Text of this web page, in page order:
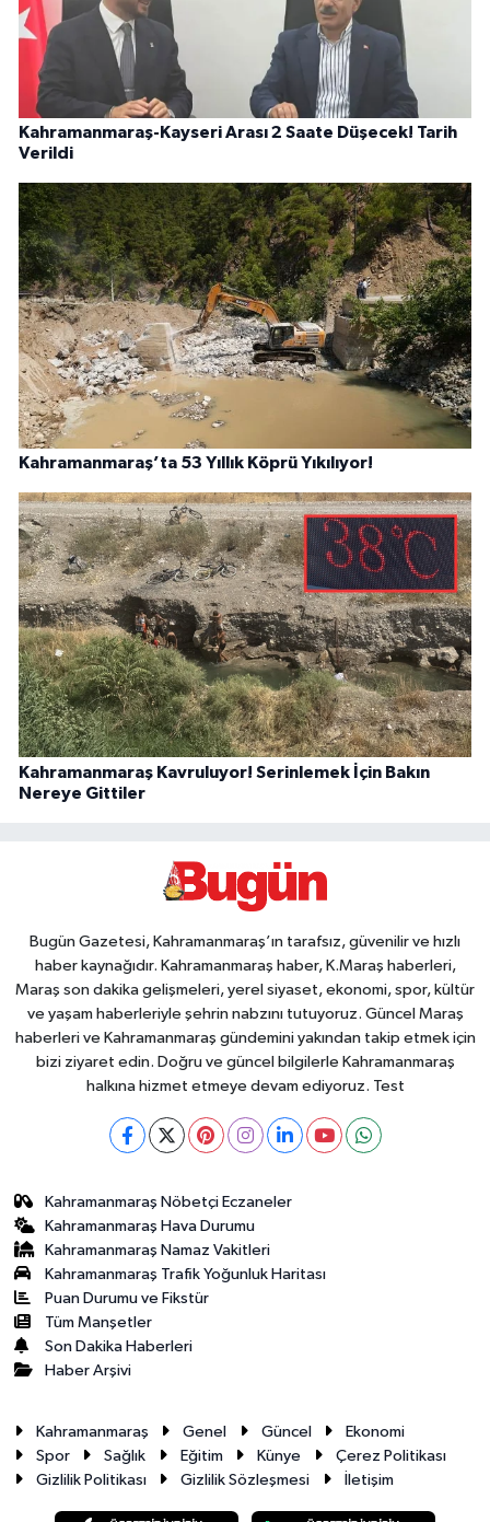
Kahramanmaraş-Kayseri Arası 2 Saate Düşecek! Tarih
Verildi
Kahramanmaraş’ta 53 Yıllık Köprü Yıkılıyor!
Kahramanmaraş Kavruluyor! Serinlemek İçin Bakın
Nereye Gittiler
Bugün Gazetesi, Kahramanmaraş’ın tarafsız, güvenilir ve hızlı
haber kaynağıdır. Kahramanmaraş haber, K.Maraş haberleri,
Maraş son dakika gelişmeleri, yerel siyaset, ekonomi, spor, kültür
ve yaşam haberleriyle şehrin nabzını tutuyoruz. Güncel Maraş
haberleri ve Kahramanmaraş gündemini yakından takip etmek için
bizi ziyaret edin. Doğru ve güncel bilgilerle Kahramanmaraş
halkına hizmet etmeye devam ediyoruz. Test
Kahramanmaraş Nöbetçi Eczaneler
Kahramanmaraş Hava Durumu
Kahramanmaraş Namaz Vakitleri
Kahramanmaraş Trafik Yoğunluk Haritası
Puan Durumu ve Fikstür
Tüm Manşetler
Son Dakika Haberleri
Haber Arşivi
Kahramanmaraş Genel Güncel
Ekonomi
Spor
Sağlık Eğitim Künye
Çerez Politikası
Gizlilik Politikası
Gizlilik Sözleşmesi İletişim